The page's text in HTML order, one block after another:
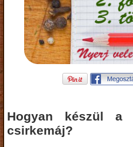
Hogyan készül a
csirkemáj?